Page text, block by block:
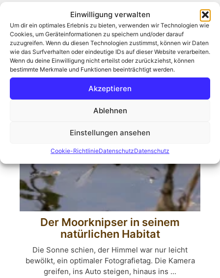
Einwilligung verwalten
Um dir ein optimales Erlebnis zu bieten, verwenden wir Technologien wie
Cookies, um Geräteinformationen zu speichern und/oder darauf
zuzugreifen. Wenn du diesen Technologien zustimmst, können wir Daten
wie das Surfverhalten oder eindeutige IDs auf dieser Website verarbeiten.
Wenn du deine Einwilligung nicht erteilst oder zurückziehst, können
bestimmte Merkmale und Funktionen beeinträchtigt werden.
Akzeptieren
Ablehnen
Einstellungen ansehen
Cookie-RichtlinieDatenschutzDatenschutz
←Zurück Seite
1 … Seite
18 Seite
19
Der Moorknipser in seinem
natürlichen Habitat
Die Sonne schien, der Himmel war nur leicht
bewölkt, ein optimaler Fotografietag. Die Kamera
greifen, ins Auto steigen, hinaus ins ...